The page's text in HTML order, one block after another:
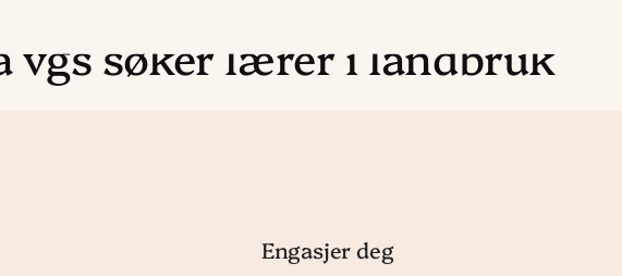
vgs søker lærer i landbruk
Engasjer deg